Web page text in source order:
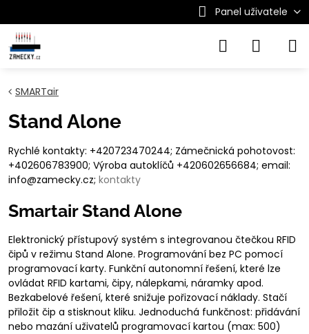
Panel uživatele
SMARTair
Stand Alone
Rychlé kontakty: +420723470244; Zámečnická pohotovost:
+402606783900; Výroba autoklíčů +420602656684; email:
info@zamecky.cz; kontakty
Smartair Stand Alone
Elektronický přístupový systém s integrovanou čtečkou RFID
čipů v režimu Stand Alone. Programování bez PC pomocí
programovací karty. Funkční autonomní řešení, které lze
ovládat RFID kartami, čipy, nálepkami, náramky apod.
Bezkabelové řešení, které snižuje pořizovací náklady. Stačí
přiložit čip a stisknout kliku. Jednoduchá funkčnost: přidávání
nebo mazání uživatelů programovací kartou (max: 500)